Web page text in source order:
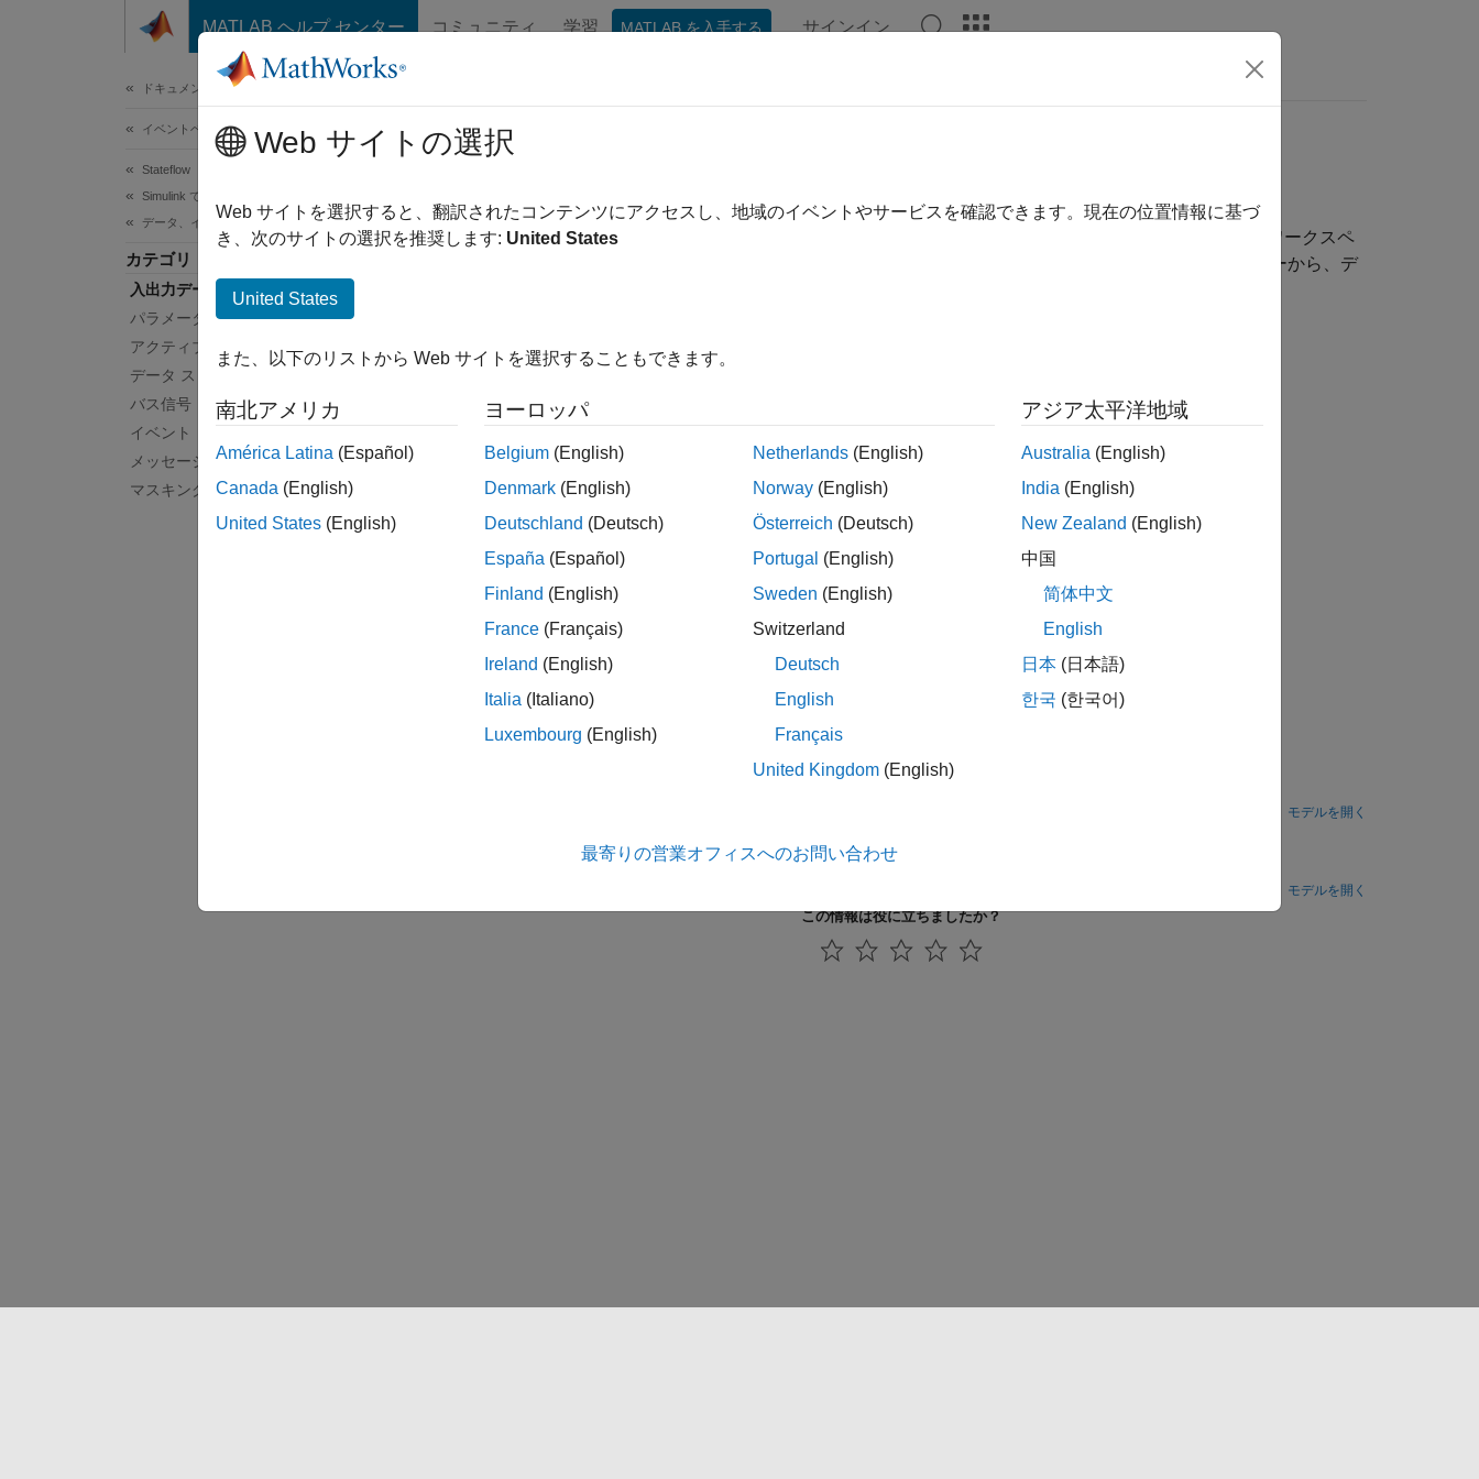
コンテンツへスキップ
MATLAB ヘルプ センター コミュニティ 学習 MATLAB を入手する サインイン
ドキュメンテーションのホーム
イベントベース モデリング
Stateflow
Simulink でのシミュレーション
データ、イベントおよびメッセージ
カテゴリ
入出力データ
パラメーター
アクティブ ステート データ
データ ストア メモリ
バス信号
イベント
メッセージ
マスキング
入出力データ
Simulink ®モデルに対する入力と出力を作成する
入出力端子の接続を通して、Simulink モデル内の他のブロックとデータを共有します。MATLAB
ベース ワークスペ
またはモデル エクスプローラーから、デ
トピック
Simulink モデルおよび MATLAB ベース ワークスペースと共有するデータを定義する。
データを定義して、チャートの専用ワークスペース内に保存する。
データ プロパティの設定
ドット表記を使用したデータの識別
チャート階層内の場所によってデータを指定する。
注目の例
モデルを開く
モデルを開く
この情報は役に立ちましたか？
Web サイトの選択
Web サイトを選択すると、翻訳されたコンテンツにアクセスし、地域のイベントやサービスを確認できます。現在の位置情報に基づ
き、次のサイトの選択を推奨します: United States
United States
また、以下のリストから Web サイトを選択することもできます。
南北アメリカ
América Latina (Español)
Canada (English)
United States (English)
ヨーロッパ
Belgium (English)
Denmark (English)
Deutschland (Deutsch)
España (Español)
Finland (English)
France (Français)
Ireland (English)
Italia (Italiano)
Luxembourg (English)
Netherlands (English)
Norway (English)
Österreich (Deutsch)
Portugal (English)
Sweden (English)
Switzerland
Deutsch
English
Français
United Kingdom (English)
アジア太平洋地域
Australia (English)
India (English)
New Zealand (English)
中国
简体中文
English
日本 (日本語)
한국 (한국어)
最寄りの営業オフィスへのお問い合わせ